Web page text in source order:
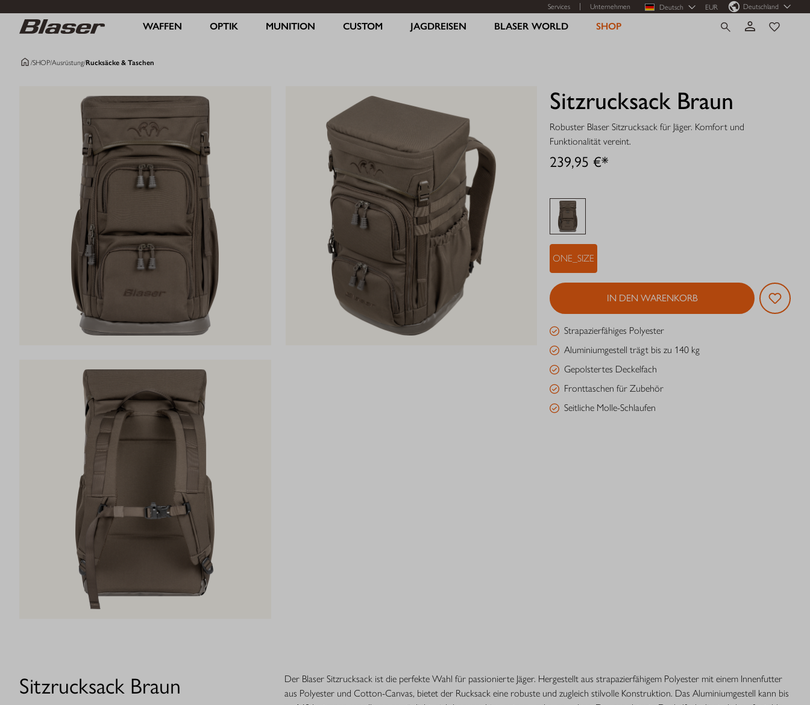
Services Unternehmen Deutsch EUR Deutschland
WAFFEN OPTIK MUNITION CUSTOM JAGDREISEN BLASER WORLD SHOP
/SHOP/Ausrüstung/Rucksäcke & Taschen
Sitzrucksack Braun
Robuster Blaser Sitzrucksack für Jäger. Komfort und
Funktionalität vereint.
239,95 €*
ONE_SIZE
IN DEN WARENKORB
Strapazierfähiges Polyester
Aluminiumgestell trägt bis zu 140 kg
Gepolstertes Deckelfach
Fronttaschen für Zubehör
Seitliche Molle-Schlaufen
Sitzrucksack Braun
Der Blaser Sitzrucksack ist die perfekte Wahl für passionierte Jäger. Hergestellt aus strapazierfähigem Polyester mit einem Innenfutter
aus Polyester und Cotton-Canvas, bietet der Rucksack eine robuste und zugleich stilvolle Konstruktion. Das Aluminiumgestell kann bis